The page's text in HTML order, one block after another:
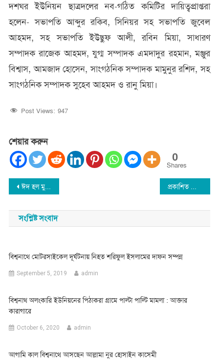
দশঘর ইউনিয়ন ছাত্রদলের নব-গঠিত কমিটির দায়িত্বপ্রাপ্তরা
হলেন- সভাপতি আব্দুর রকিব, সিনিয়র সহ সভাপতি জুবেল
আহমদ, সহ সভাপতি ইউছুফ আলী, রবিন মিয়া, সাধারণ
সম্পাদক রাজেক আহমদ, যুগ্ম সম্পাদক এমদাদুর রহমান, মঞ্জুর
বিশ্বাস, আমজাদ হোসেন, সাংগঠনিক সম্পাদক মামুনুর রশিদ, সহ
সাংগঠনিক সম্পাদক সুহেব আহমদ ও রানু মিয়া।
Post Views: 947
শেয়ার করুন
0
Shares
Post
navigation
ঈদ হল মুসলিম মিল্লাতের ভ্রাতৃত্ববন্ধনের এক অনুপম দৃষ্টান্ত : অধ্যক্ষ মনোওর আলী প্রকাশিত সংবাদের প্রতিবাদ : রাসেল আহমদের বক্তব্য
সংশ্লিষ্ট সংবাদ
বিশ্বনাথে মোটরসাইকেল দূর্ঘটনায় নিহত শরিফুল ইসলামের দাফন সম্পন্ন
September 5, 2019 admin
বিশ্বনাথ অলংকারি ইউনিয়নের পিঠাকরা গ্রামে পাল্টা পাল্টি মামলা : আক্তার
কারাগারে
October 6, 2020 admin
আগামি কাল বিশ্বনাথে আসছেন আল্লামা নুর হোসাইন কাসেমী